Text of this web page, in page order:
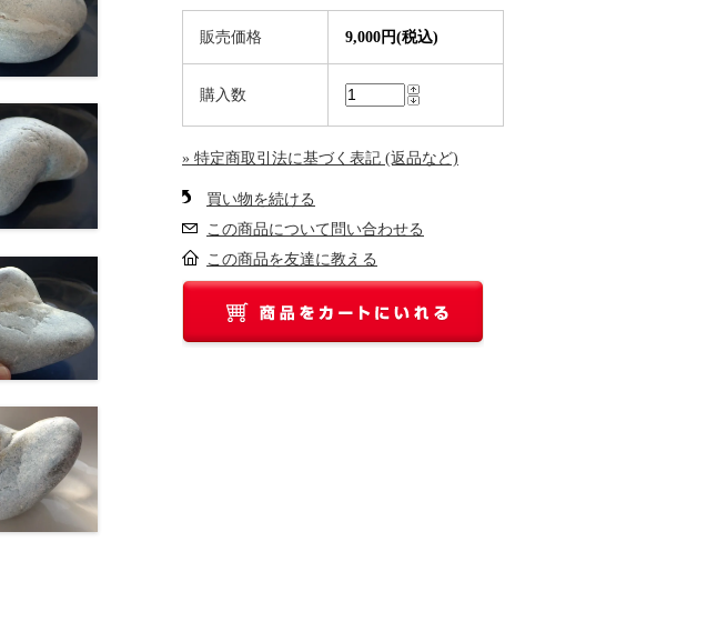
販売価格 9,000円(税込)
購入数
» 特定商取引法に基づく表記 (返品など)
買い物を続ける
この商品について問い合わせる
この商品を友達に教える